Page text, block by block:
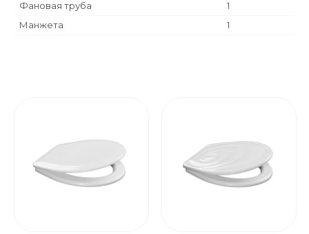
Фановая труба
1
Манжета
1